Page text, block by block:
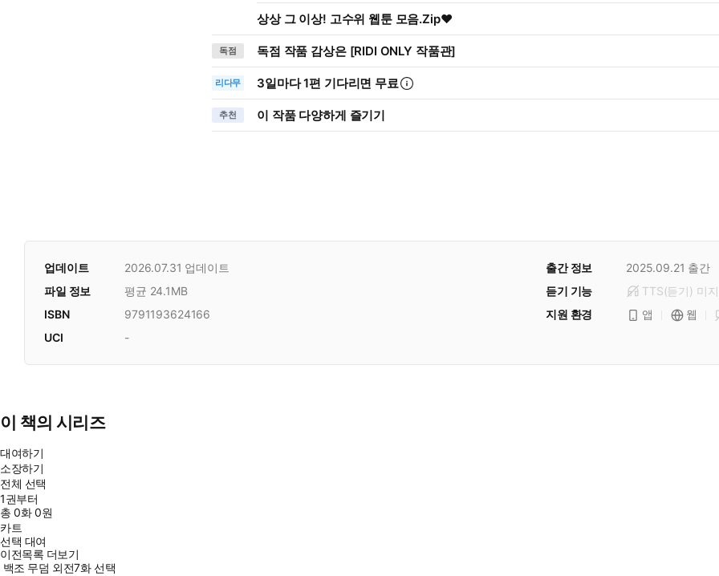
상상 그 이상! 고수위 웹툰 모음.Zip♥
독점 독점 작품 감상은 [RIDI ONLY 작품관]
리다무 3일마다1편 기다리면 무료
추천 이 작품 다양하게 즐기기
업데이트 2026.07.31 업데이트 출간 정보 2025.09.21 출간
듣기 기능
TTS(듣기) 미
파일 정보
평균 24.1MB
지원 환경
앱 웹
ISBN
9791193624166
UCI
-
이 책의 시리즈
대여하기
소장하기
전체 선택
1권부터
총0화0원
카트
선택 대여
이전목록 더보기
백조 무덤 외전7화 선택